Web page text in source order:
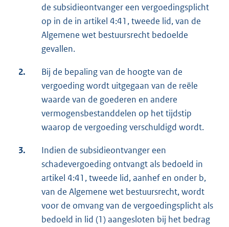
de subsidieontvanger een vergoedingsplicht
op in de in artikel 4:41, tweede lid, van de
Algemene wet bestuursrecht bedoelde
gevallen.
2.
Bij de bepaling van de hoogte van de
vergoeding wordt uitgegaan van de reële
waarde van de goederen en andere
vermogensbestanddelen op het tijdstip
waarop de vergoeding verschuldigd wordt.
3.
Indien de subsidieontvanger een
schadevergoeding ontvangt als bedoeld in
artikel 4:41, tweede lid, aanhef en onder b,
van de Algemene wet bestuursrecht, wordt
voor de omvang van de vergoedingsplicht als
bedoeld in lid (1) aangesloten bij het bedrag